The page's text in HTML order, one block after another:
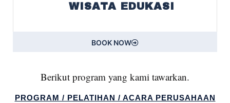
WISATA EDUKASI
BOOK NOW
Berikut program yang kami tawarkan.
PROGRAM / PELATIHAN / ACARA PERUSAHAAN